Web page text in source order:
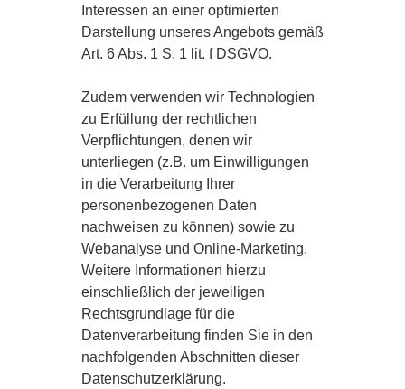
Interessen an einer optimierten
Darstellung unseres Angebots gemäß
Art. 6 Abs. 1 S. 1 lit. f DSGVO.
Zudem verwenden wir Technologien
zu Erfüllung der rechtlichen
Verpflichtungen, denen wir
unterliegen (z.B. um Einwilligungen
in die Verarbeitung Ihrer
personenbezogenen Daten
nachweisen zu können) sowie zu
Webanalyse und Online-Marketing.
Weitere Informationen hierzu
einschließlich der jeweiligen
Rechtsgrundlage für die
Datenverarbeitung finden Sie in den
nachfolgenden Abschnitten dieser
Datenschutzerklärung.